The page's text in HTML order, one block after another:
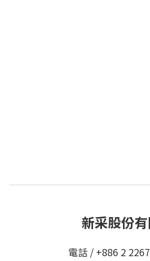
新采股份
電話 / +886 2